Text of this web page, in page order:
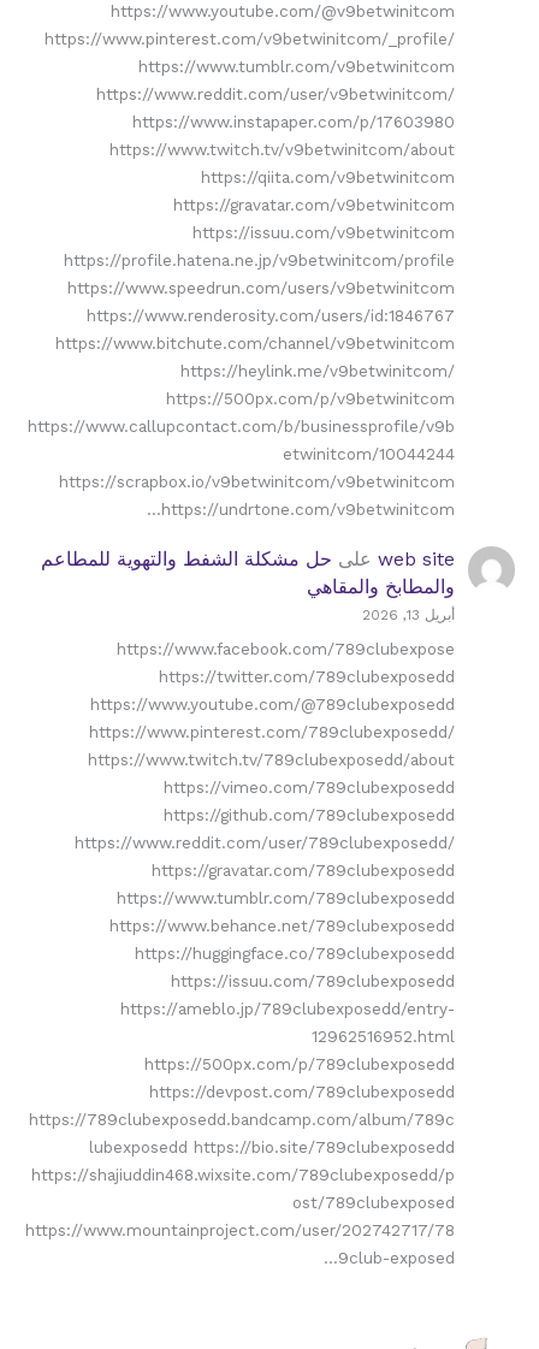
https://www.youtube.com/@v9betwinitcom
https://www.pinterest.com/v9betwinitcom/_profile/
https://www.tumblr.com/v9betwinitcom
https://www.reddit.com/user/v9betwinitcom/
https://www.instapaper.com/p/17603980
https://www.twitch.tv/v9betwinitcom/about
https://qiita.com/v9betwinitcom
https://gravatar.com/v9betwinitcom
https://issuu.com/v9betwinitcom
https://profile.hatena.ne.jp/v9betwinitcom/profile
https://www.speedrun.com/users/v9betwinitcom
https://www.renderosity.com/users/id:1846767
https://www.bitchute.com/channel/v9betwinitcom
https://heylink.me/v9betwinitcom/
https://500px.com/p/v9betwinitcom
https://www.callupcontact.com/b/businessprofile/v9b
etwinitcom/10044244
https://scrapbox.io/v9betwinitcom/v9betwinitcom
https://undrtone.com/v9betwinitcom…
web site على حل مشكلة الشفط والتهوية للمطاعم
والمطابخ والمقاهي
أبريل 13, 2026
https://www.facebook.com/789clubexpose
https://twitter.com/789clubexposedd
https://www.youtube.com/@789clubexposedd
https://www.pinterest.com/789clubexposedd/
https://www.twitch.tv/789clubexposedd/about
https://vimeo.com/789clubexposedd
https://github.com/789clubexposedd
https://www.reddit.com/user/789clubexposedd/
https://gravatar.com/789clubexposedd
https://www.tumblr.com/789clubexposedd
https://www.behance.net/789clubexposedd
https://huggingface.co/789clubexposedd
https://issuu.com/789clubexposedd
https://ameblo.jp/789clubexposedd/entry-
12962516952.html
https://500px.com/p/789clubexposedd
https://devpost.com/789clubexposedd
https://789clubexposedd.bandcamp.com/album/789c
lubexposedd https://bio.site/789clubexposedd
https://shajiuddin468.wixsite.com/789clubexposedd/p
ost/789clubexposed
https://www.mountainproject.com/user/202742717/78
9club-exposed…